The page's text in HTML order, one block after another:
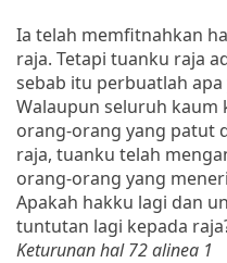
Ia telah memfitnahkan
raja. Tetapi tuanku raja
sebab itu perbuatlah
Walaupun seluruh
orang-orang yang patut
raja, tuanku telah
orang-orang yang
Apakah hakku lagi dan
tuntutan lagi kepada
Keturunan hal 72 alinea 1